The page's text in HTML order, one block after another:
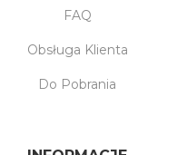
FAQ
Obsługa Klienta
Do Pobrania